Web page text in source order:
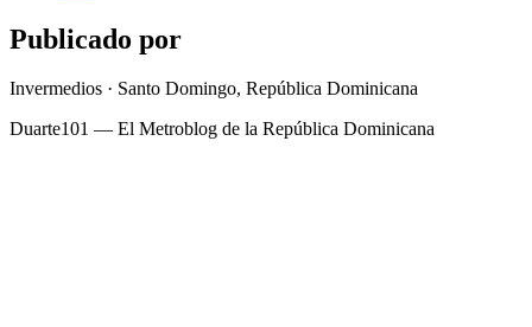
Publicado por
Invermedios · Santo Domingo, República Dominicana
Duarte101 — El Metroblog de la República Dominicana